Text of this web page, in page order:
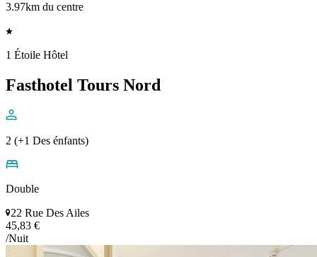
3.97km du centre
1 Étoile Hôtel
Fasthotel Tours Nord
2 (+1 Des énfants)
Double
22 Rue Des Ailes
45,83 €
/Nuit